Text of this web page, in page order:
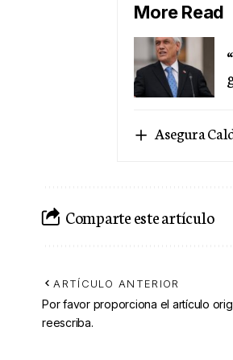
More Read
Asegura
Comparte este artículo
ARTÍCULO ANTERIOR
Por favor proporciona el artículo
reescriba.